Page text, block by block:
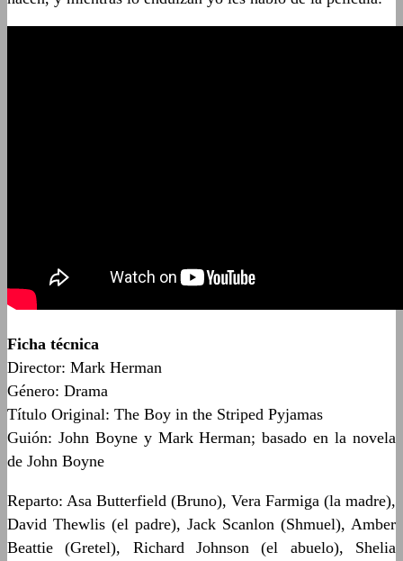
Ficha técnica
Director: Mark Herman
Género: Drama
Título Original: The Boy in the Striped Pyjamas
Guión: John Boyne y Mark Herman; basado en la novela
de John Boyne
Reparto: Asa Butterfield (Bruno), Vera Farmiga (la madre),
David Thewlis (el padre), Jack Scanlon (Shmuel), Amber
Beattie (Gretel), Richard Johnson (el abuelo), Shelia